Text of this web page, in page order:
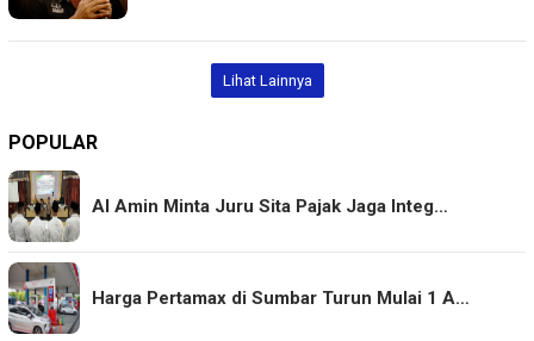
Lihat Lainnya
POPULAR
Al Amin Minta Juru Sita Pajak Jaga Integ…
Harga Pertamax di Sumbar Turun Mulai 1 A…